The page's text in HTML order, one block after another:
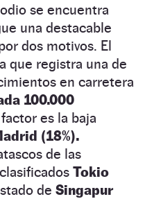
se encuentra
una destacable
dos motivos. El
que registra una de
en carretera
100.000
es la baja
(18%).
de las
Tokio
de Singapur